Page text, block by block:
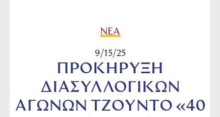
ΝΕΑ
9/15/25
ΠΡΟΚΗΡΥΞΗ
ΔΙΑΣΥΛΛΟΓΙΚΩΝ
ΑΓΩΝΩΝ ΤΖΟΥΝΤΟ «40